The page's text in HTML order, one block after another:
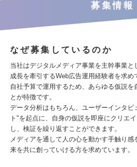
募集情報
なぜ募集しているのか
当社はデジタルメディア事業を主幹事業と
成長を牽引するWeb広告運用経験者を求め
自社予算で運用するため、あらゆる仮説を
とが特徴です。
データ分析はもちろん、ユーザーインタビ
ト"を起点に、自身の仮説を即座にクリエ
し、検証を繰り返すことができます。
メディアを通して人の心を動かす手触り
来を共に創っていける方を求めています。